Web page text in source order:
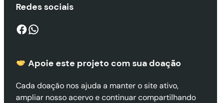
Redes sociais
Facebook WhatsApp
Apoie este projeto com sua doação
Cada doação nos ajuda a manter o site ativo,
ampliar nosso acervo e continuar compartilhando